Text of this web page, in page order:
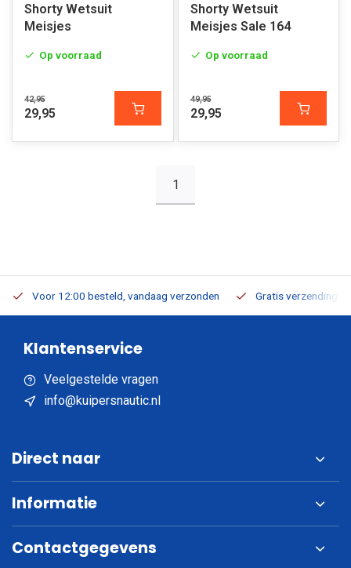
Shorty Wetsuit
Meisjes
Op voorraad
42,95
29,95
Shorty Wetsuit
Meisjes Sale 164
Op voorraad
49,95
29,95
1
Voor 12:00 besteld, vandaag verzonden Gratis verzending
Klantenservice
Veelgestelde vragen
info@kuipersnautic.nl
Direct naar
Informatie
Contactgegevens